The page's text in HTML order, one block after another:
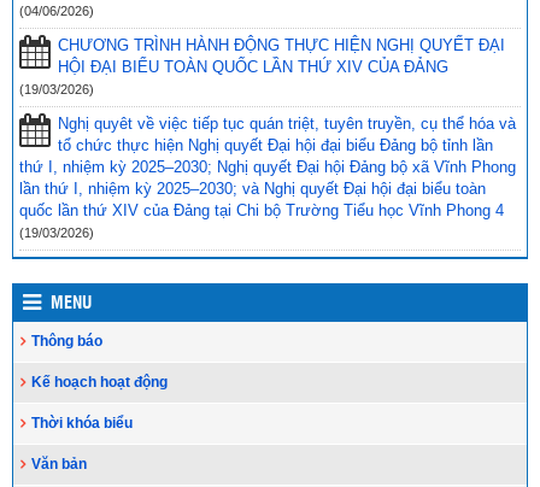
Trao 20 suất quà cho học sinh có hoàn cảnh khó khăn trước thềm
năm học mới(25/08/2023)
Toà án nhân dân tỉnh Kiên Giang tặng Quỹ khuyến học huyện Vĩnh
Thuận trước thềm năm học 2023-2024 (15/08/2023)
Đẩy nhanh tiến độ thi công “Công trình xây nhà khuyến học năm
2023” tặng học sinh nghèo vượt khó học giỏi hiện chưa có nhà
ở(10/08/2023)
(04/06/2026)
CHƯƠNG TRÌNH HÀNH ĐỘNG THỰC HIỆN NGHỊ QUYẾT ĐẠI
HỘI ĐẠI BIỂU TOÀN QUỐC LẦN THỨ XIV CỦA ĐẢNG
(19/03/2026)
Nghị quyêt về việc tiếp tục quán triệt, tuyên truyền, cụ thể hóa và
tổ chức thực hiện Nghị quyết Đại hội đại biểu Đảng bộ tỉnh lần
thứ I, nhiệm kỳ 2025–2030; Nghị quyết Đại hội Đảng bộ xã Vĩnh Phong
lần thứ I, nhiệm kỳ 2025–2030; và Nghị quyết Đại hội đại biểu toàn
quốc lần thứ XIV của Đảng tại Chi bộ Trường Tiểu học Vĩnh Phong 4
(19/03/2026)
MENU
Thông báo
Kế hoạch hoạt động
Thời khóa biểu
Văn bản